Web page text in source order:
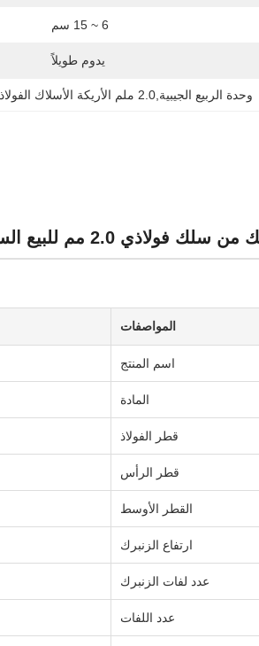
6 ~ 15 سم
يدوم طويلاً
وحدة الربيع الجيبية,2.0 ملم الأريكة الأسلاك الفولاذية الربيع
2.0 مم للبيع الساخن
المواصفات
اسم المنتج
المادة
قطر الفولاذ
قطر الرأس
القطر الأوسط
ارتفاع الزنبرك
عدد لفات الزنبرك
عدد اللفات